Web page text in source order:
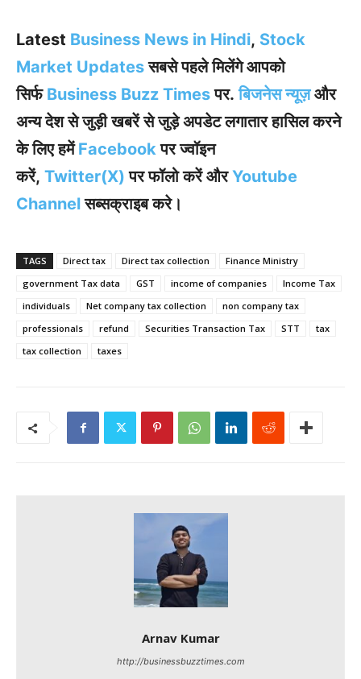
Latest Business News in Hindi, Stock
Market Updates सबसे पहले मिलेंगे आपको
सिर्फ Business Buzz Times पर. बिजनेस न्यूज़ और
अन्य देश से जुड़ी खबरें से जुड़े अपडेट लगातार हासिल करने
के लिए हमें Facebook पर ज्वॉइन
करें, Twitter(X) पर फॉलो करें और Youtube
Channel सब्सक्राइब करे।
TAGS Direct tax Direct tax collection
Finance Ministry
government Tax data
GST income of companies
Income Tax
individuals
Net company tax collection
non company tax
professionals
refund Securities Transaction Tax STT
tax
tax collection
taxes
Arnav Kumar
http://businessbuzztimes.com